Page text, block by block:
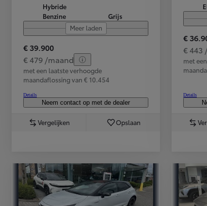
Corolla Touring Sports
HYBRIDE
Hybride
Benzine
Grijs
Meer laden
€ 39.900
€ 479 /maand
met een laatste verhoogde
maandaflossing van € 10.454
Details
Neem contact op met de dealer
Vergelijken Opslaan
€
€ 443
met
Details